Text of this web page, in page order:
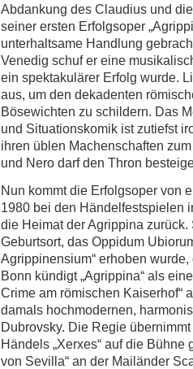
Abdankung des Claudius und
seiner ersten Erfolgsoper
unterhaltsame Handlung
Venedig schuf er eine
ein spektakulärer Erfolg wurde.
aus, um den dekadenten
Bösewichten zu schildern. Das
und Situationskomik ist zutiefst
ihren üblen Machenschaften
und Nero darf den Thron
Nun kommt die Erfolgsoper von
1980 bei den Händelfestspielen
die Heimat der Agrippina
Geburtsort, das Oppidum
Agrippinensium“ erhoben
Bonn kündigt „Agrippina“ als
Crime am römischen Kaiserhof“
damals hochmodernen,
Dubrovsky. Die Regie
Händels „Xerxes“ auf die
von Sevilla“ an der Mailänder